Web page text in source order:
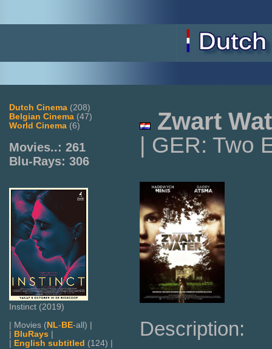
Dutch Cinema (208)
Belgian Cinema (47)
World Cinema (6)
Movies..: 261
Blu-Rays: 306
Instinct (2019)
| Movies (NL-BE-all) |
| BluRays |
| English subtitled (124) |
Zwart
| GER: Two
Description: